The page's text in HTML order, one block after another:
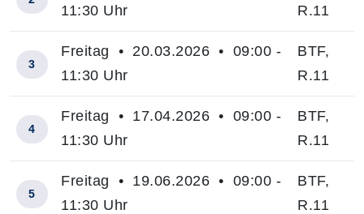
11:30 Uhr
R.11
3
Freitag • 20.03.2026 • 09:00 -
11:30 Uhr
BTF,
R.11
4
Freitag • 17.04.2026 • 09:00 -
11:30 Uhr
BTF,
R.11
5
Freitag • 19.06.2026 • 09:00 -
11:30 Uhr
BTF,
R.11